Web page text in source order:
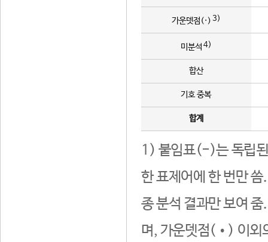
가운뎃점(·) 3)
미분석 4)
합산
기호 중복
합계
1) 붙임표(-)는 독립된
한 표제어에 한 번만
종 분석 결과만 보여
며, 가운뎃점(•) 이외